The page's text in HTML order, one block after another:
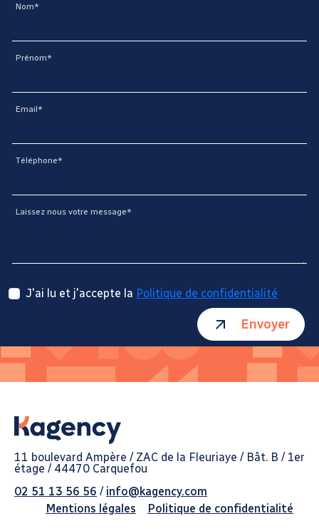
Nom*
Prénom*
Email*
Téléphone*
Laissez nous votre message*
J'ai lu et j'accepte la Politique de confidentialité
Envoyer
11 boulevard Ampère / ZAC de la Fleuriaye / Bât. B / 1er
étage / 44470 Carquefou
02 51 13 56 56 / info@kagency.com
Mentions légales
Politique de confidentialité